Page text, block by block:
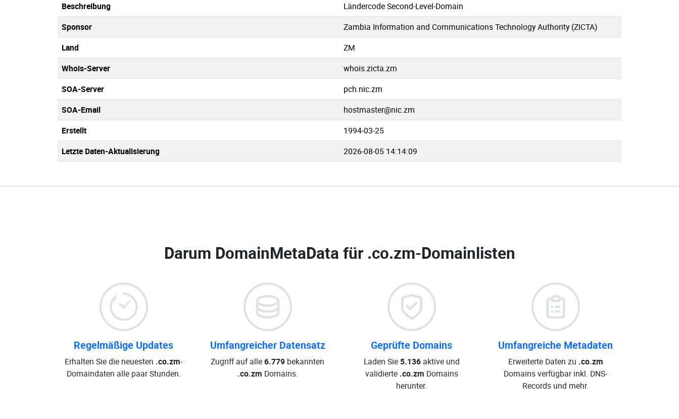
Beschreibung
Ländercode Second-Level-Domain
Sponsor
Zambia Information and Communications Technology Authority (ZICTA)
Land
ZM
Whois-Server
whois.zicta.zm
SOA-Server
pch.nic.zm
SOA-Email
hostmaster@nic.zm
Erstellt
1994-03-25
Letzte Daten-Aktualisierung
2026-08-05 14:14:09
Darum DomainMetaData für .co.zm-Domainlisten
Regelmäßige Updates
Erhalten Sie die neuesten .co.zm-
Domaindaten alle paar Stunden.
Umfangreicher Datensatz
Zugriff auf alle6.779 bekannten
.co.zm Domains.
Geprüfte Domains
Laden Sie 5.136aktive und
validierte .co.zm Domains
herunter.
Umfangreiche Metadaten
Erweiterte Daten zu .co.zm
Domains verfügbar inkl. DNS-
Records und mehr.